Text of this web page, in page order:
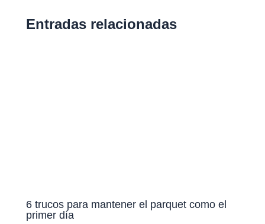
Entradas relacionadas
6 trucos para mantener el parquet como el
primer día